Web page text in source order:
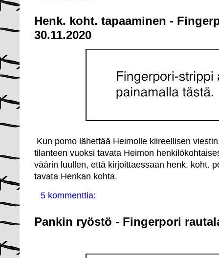
Henk. koht. tapaaminen -
30.11.2020
Kun pomo lähettää Heimolle kiireellisen
tilanteen vuoksi tavata Heimon
väärin luullen, että kirjoittaessaan henk. koht.
tavata Henkan kohta.
5 kommenttia:
Pankin ryöstö - Fingerpori